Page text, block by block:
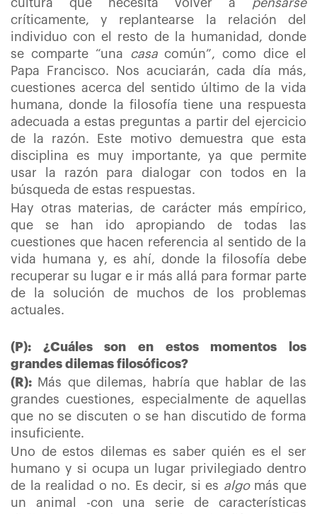
cultura que necesita volver a
pensarse
críticamente, y replantearse la relación del
individuo con el resto de la humanidad, donde
se comparte “una
casacomún”, como dice el
Papa Francisco. Nos acuciarán, cada día más,
cuestiones acerca del sentido último de la vida
humana, donde la filosofía tiene una respuesta
adecuada a estas preguntas a partir del ejercicio
de la razón. Este motivo demuestra que esta
disciplina es muy importante, ya que permite
usar la razón para dialogar con todos en la
búsqueda de estas respuestas.
Hay otras materias, de carácter más empírico,
que se han ido apropiando de todas las
cuestiones que hacen referencia al sentido de la
vida humana y, es ahí, donde la filosofía debe
recuperar su lugar e ir más allá para formar parte
de la solución de muchos de los problemas
actuales.
(P): ¿Cuáles son en estos momentos los
grandes dilemas filosóficos?
(R):
Más que dilemas, habría que hablar de las
grandes cuestiones, especialmente de aquellas
que no se discuten o se han discutido de forma
insuficiente.
Uno de estos dilemas es saber quién es el ser
humano y si ocupa un lugar privilegiado dentro
de la realidad o no. Es decir, si es algo más que
un animal -con una serie de características